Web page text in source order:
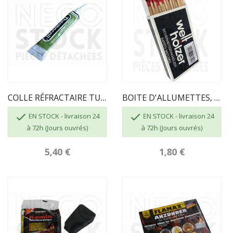
COLLE RÉFRACTAIRE TUBE DE 17 ML
 EN STOCK - livraison 24
à 72h (Jours ouvrés)
5,40 €
BOITE D'ALLUMETTES, 55 Pcs, Longueur 100 Mm
 EN STOCK - livraison 24
à 72h (Jours ouvrés)
1,80 €